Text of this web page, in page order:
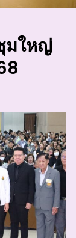
มใหญ่